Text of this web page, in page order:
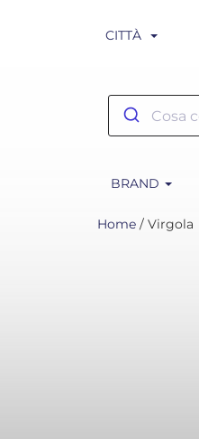
CITTÀ
BRAND
Home / Virgola